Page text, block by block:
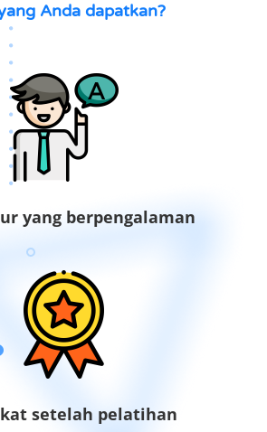
Anda dapatkan?
yang berpengalaman
setelah pelatihan